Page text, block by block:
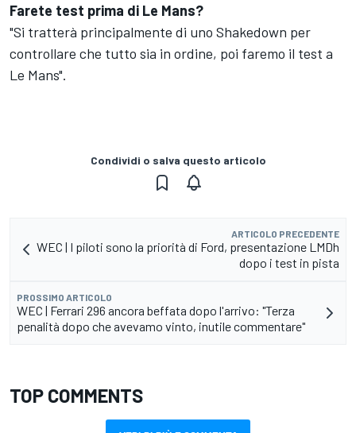
Farete test prima di Le Mans?
"Si tratterà principalmente di uno Shakedown per
controllare che tutto sia in ordine, poi faremo il test a
Le Mans".
Condividi o salva questo articolo
ARTICOLO PRECEDENTE
WEC | I piloti sono la priorità di Ford, presentazione LMDh
dopo i test in pista
PROSSIMO ARTICOLO
WEC | Ferrari 296 ancora beffata dopo l'arrivo: "Terza
penalità dopo che avevamo vinto, inutile commentare"
TOP COMMENTS